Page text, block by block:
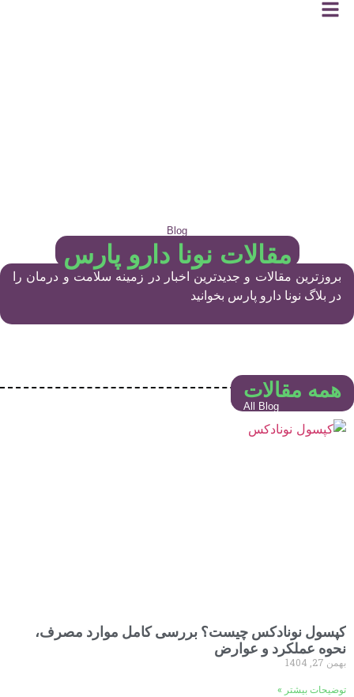
مقالات نونا دارو پارس
Blog
بروزترین مقالات و جدیدترین اخبار در زمینه سلامت و درمان را
در بلاگ نونا دارو پارس بخوانید
همه مقالات
All Blog
کپسول نونادکس چیست؟ بررسی کامل موارد مصرف،
نحوه عملکرد و عوارض
بهمن 27, 1404
توضیحات بیشتر »